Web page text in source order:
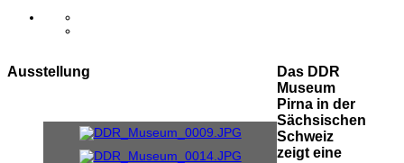
Ausstellung
Das DDR
Museum
Pirna in der
Sächsischen
Schweiz
zeigt eine